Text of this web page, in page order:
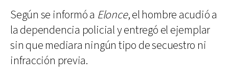
Según se informó a Elonce, el hombre acudió a
la dependencia policial y entregó el ejemplar
sin que mediara ningún tipo de secuestro ni
infracción previa.